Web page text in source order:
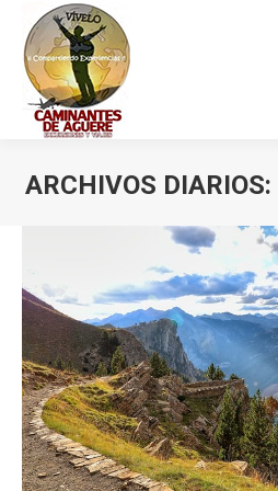
ARCHIVOS DIARIOS: